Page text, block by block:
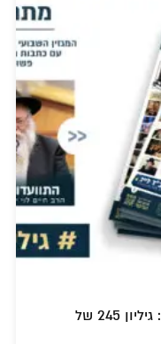
להרגיש שוב את החמימות החסידית: גיליון 245 של